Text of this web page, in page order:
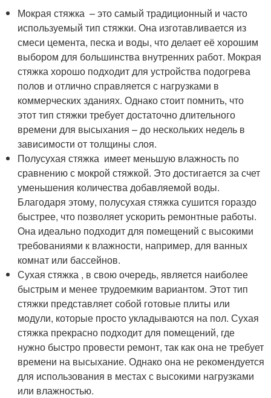
Мокрая стяжка – это самый традиционный и часто
используемый тип стяжки. Она изготавливается из
смеси цемента, песка и воды, что делает её хорошим
выбором для большинства внутренних работ. Мокрая
стяжка хорошо подходит для устройства подогрева
полов и отлично справляется с нагрузками в
коммерческих зданиях. Однако стоит помнить, что
этот тип стяжки требует достаточно длительного
времени для высыхания – до нескольких недель в
зависимости от толщины слоя.
Полусухая стяжка имеет меньшую влажность по
сравнению с мокрой стяжкой. Это достигается за счет
уменьшения количества добавляемой воды.
Благодаря этому, полусухая стяжка сушится гораздо
быстрее, что позволяет ускорить ремонтные работы.
Она идеально подходит для помещений с высокими
требованиями к влажности, например, для ванных
комнат или бассейнов.
Сухая стяжка , в свою очередь, является наиболее
быстрым и менее трудоемким вариантом. Этот тип
стяжки представляет собой готовые плиты или
модули, которые просто укладываются на пол. Сухая
стяжка прекрасно подходит для помещений, где
нужно быстро провести ремонт, так как она не требует
времени на высыхание. Однако она не рекомендуется
для использования в местах с высокими нагрузками
или влажностью.